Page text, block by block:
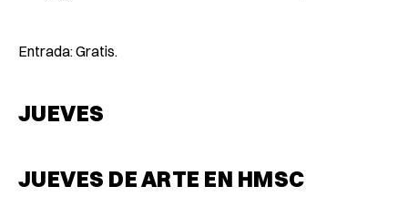
Entrada: Gratis.
JUEVES
JUEVES DE ARTE EN HMSC